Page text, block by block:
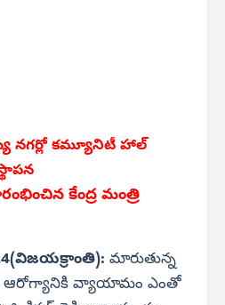
నగర్లో కమ్యూనిటీ హాల్
కేంద్ర మంత్రి
మారుతున్న
ఆరోగ్యానికి వ్యాయామం ఎంతో